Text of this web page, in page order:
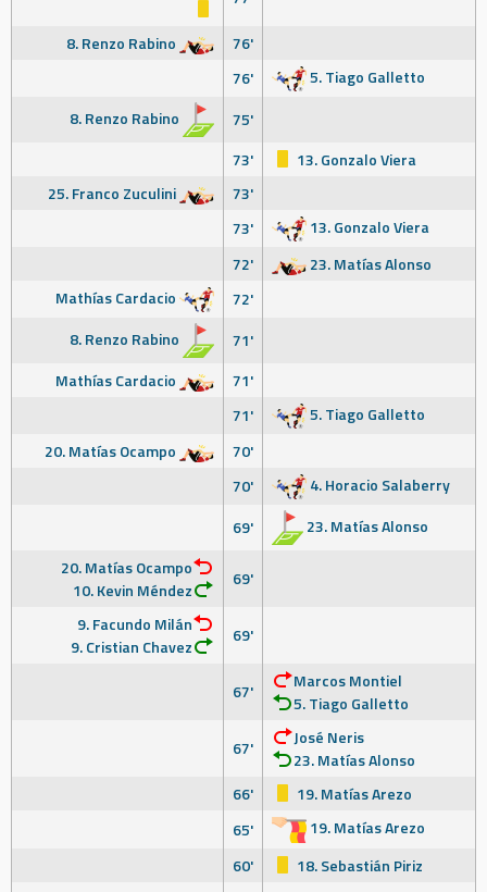
8. Renzo Rabino
76'
76'
5. Tiago Galletto
8. Renzo Rabino
75'
73'
13. Gonzalo Viera
25. Franco Zuculini
73'
73'
13. Gonzalo Viera
72'
23. Matías Alonso
Mathías Cardacio
72'
8. Renzo Rabino
71'
Mathías Cardacio
71'
71'
5. Tiago Galletto
20. Matías Ocampo
70'
70'
4. Horacio Salaberry
69'
23. Matías Alonso
20. Matías Ocampo
10. Kevin Méndez
69'
9. Facundo Milán
9. Cristian Chavez
69'
67'
Marcos Montiel
5. Tiago Galletto
67'
José Neris
23. Matías Alonso
66'
19. Matías Arezo
65'
19. Matías Arezo
60'
18. Sebastián Piriz